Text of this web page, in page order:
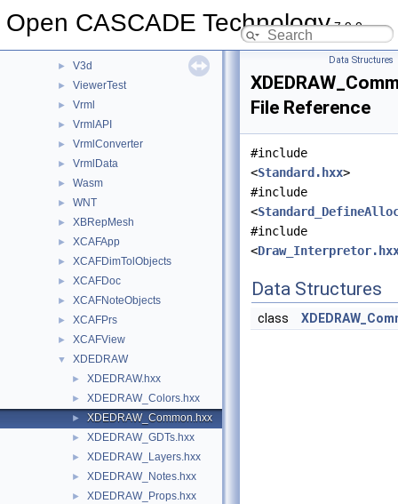
Open CASCADE Technology7.9.0
UnitsMethods
► V3d
► ViewerTest
► Vrml
► VrmlAPI
► VrmlConverter
► VrmlData
► Wasm
► WNT
► XBRepMesh
► XCAFApp
► XCAFDimTolObjects
► XCAFDoc
► XCAFNoteObjects
► XCAFPrs
► XCAFView
▼ XDEDRAW
► XDEDRAW.hxx
► XDEDRAW_Colors.hxx
► XDEDRAW_Common.hxx
► XDEDRAW_GDTs.hxx
► XDEDRAW_Layers.hxx
► XDEDRAW_Notes.hxx
► XDEDRAW_Props.hxx
Data Structures
File Reference
#include
<Standard.hxx>
#include
<
#include
<
Data Structures
class